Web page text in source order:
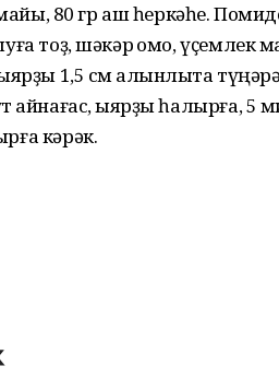
майы, 80 гр аш һеркәһе.
тоҙ, шәкәр ҡомо, үҫемлек
1,5 см ҡалынлыҡта
ҡыярҙы һалырға, 5
кәрәк.